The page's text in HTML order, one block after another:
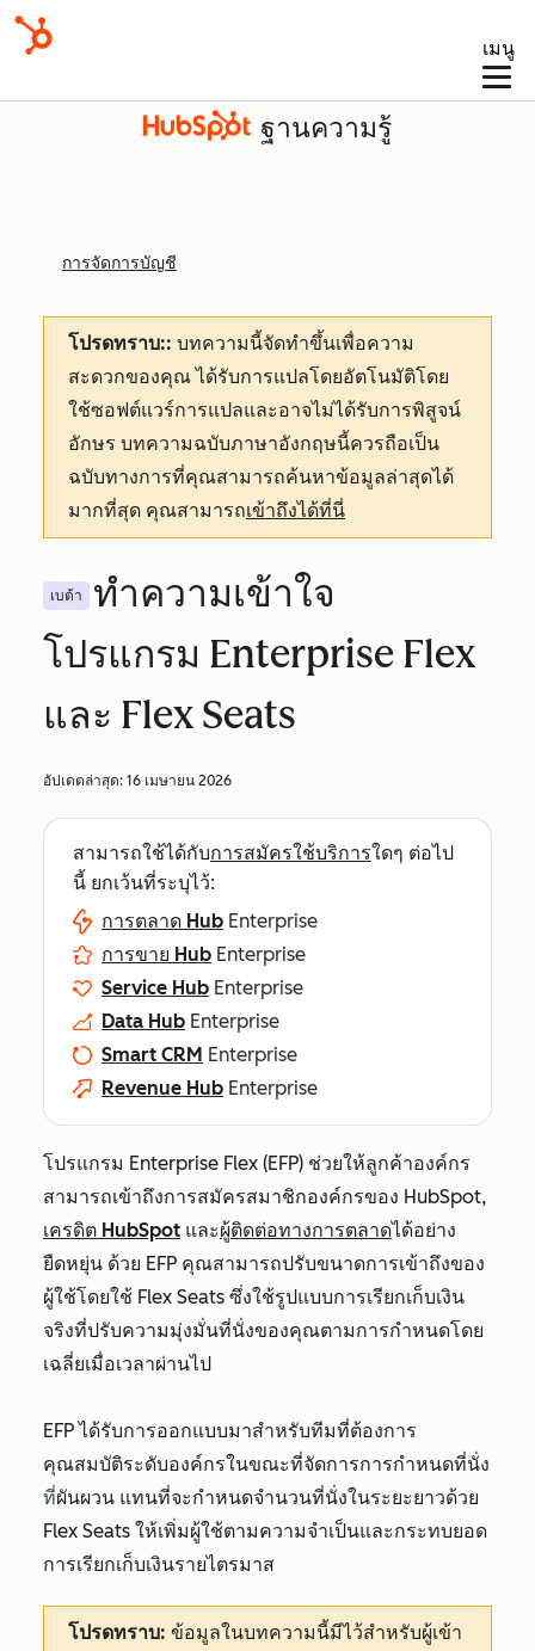
เมนู
ฐานความรู้
การจัดการบัญชี
โปรดทราบ:: บทความนี้จัดทำขึ้นเพื่อความ
สะดวกของคุณได้รับการแปลโดยอัตโนมัติโดย
ใช้ซอฟต์แวร์การแปลและอาจไม่ได้รับการพิสูจน์
อักษร บทความฉบับภาษาอังกฤษนี้ควรถือเป็น
ฉบับทางการที่คุณสามารถค้นหาข้อมูลล่าสุดได้
มากที่สุด คุณสามารถเข้าถึงได้ที่นี่
เบต้า
ทำความเข้าใจ
โปรแกรม Enterprise Flex
และ Flex Seats
อัปเดตล่าสุด: 16 เมษายน 2026
สามารถใช้ได้กับการสมัครใช้บริการใดๆ ต่อไป
นี้ ยกเว้นที่ระบุไว้:
การตลาด Hub Enterprise
การขาย Hub Enterprise
Service Hub Enterprise
Data Hub Enterprise
Smart CRM Enterprise
Revenue Hub Enterprise
โปรแกรม Enterprise Flex (EFP) ช่วยให้ลูกค้าองค์กร
สามารถเข้าถึงการสมัครสมาชิกองค์กรของ HubSpot,
เครดิต HubSpot และผู้ติดต่อทางการตลาดได้อย่าง
ยืดหยุ่น ด้วย EFP คุณสามารถปรับขนาดการเข้าถึงของ
ผู้ใช้โดยใช้ Flex Seats ซึ่งใช้รูปแบบการเรียกเก็บเงิน
จริงที่ปรับความมุ่งมั่นที่นั่งของคุณตามการกำหนดโดย
เฉลี่ยเมื่อเวลาผ่านไป
EFP ได้รับการออกแบบมาสำหรับทีมที่ต้องการ
คุณสมบัติระดับองค์กรในขณะที่จัดการการกำหนดที่นั่ง
ที่ผันผวน แทนที่จะกำหนดจำนวนที่นั่งในระยะยาวด้วย
Flex Seats ให้เพิ่มผู้ใช้ตามความจำเป็นและกระทบยอด
การเรียกเก็บเงินรายไตรมาส
โปรดทราบ: ข้อมูลในบทความนี้มีไว้สำหรับผู้เข้า